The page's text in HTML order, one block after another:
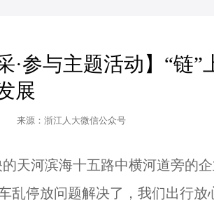
·参与主题活动】“链
展
来源：浙江人大微信公众号
河滨海十五路中横河道旁的企
乱停放问题解决了，我们出行